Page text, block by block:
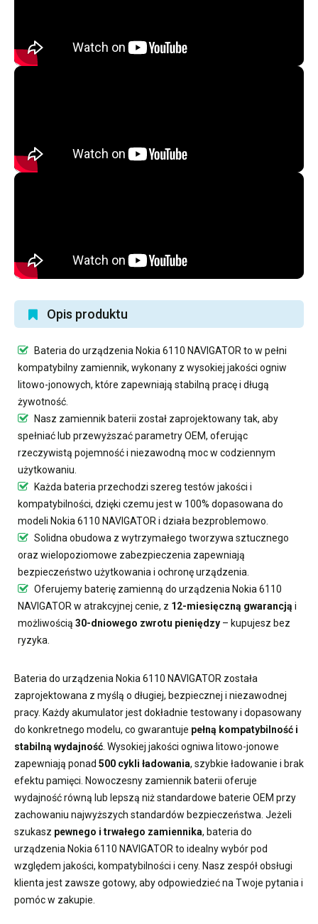
Opis produktu
Bateria do urządzenia Nokia 6110 NAVIGATOR to w pełni
kompatybilny zamiennik, wykonany z wysokiej jakości ogniw
litowo-jonowych, które zapewniają stabilną pracę i długą
żywotność.
Nasz zamiennik baterii został zaprojektowany tak, aby
spełniać lub przewyższać parametry OEM, oferując
rzeczywistą pojemność i niezawodną moc w codziennym
użytkowaniu.
Każda bateria przechodzi szereg testów jakości i
kompatybilności, dzięki czemu jest w 100% dopasowana do
modeli Nokia 6110 NAVIGATOR i działa bezproblemowo.
Solidna obudowa z wytrzymałego tworzywa sztucznego
oraz wielopoziomowe zabezpieczenia zapewniają
bezpieczeństwo użytkowania i ochronę urządzenia.
Oferujemybaterię zamienną do urządzenia Nokia 6110
NAVIGATOR w atrakcyjnej cenie, z 12-miesięczną gwarancją i
możliwością 30-dniowego zwrotu pieniędzy – kupujesz bez
ryzyka.
Bateria do urządzenia Nokia 6110 NAVIGATOR została
zaprojektowana z myślą o długiej, bezpiecznej i niezawodnej
pracy. Każdy akumulator jest dokładnie testowany i dopasowany
do konkretnego modelu, co gwarantuje pełną kompatybilność i
stabilną wydajność . Wysokiej jakości ogniwa litowo-jonowe
zapewniają ponad 500 cykli ładowania, szybkie ładowanie i brak
efektu pamięci. Nowoczesny zamiennik baterii oferuje
wydajność równą lub lepszą niż standardowe baterie OEM przy
zachowaniu najwyższych standardów bezpieczeństwa. Jeżeli
szukasz pewnego i trwałego zamiennika, bateria do
urządzenia Nokia 6110 NAVIGATOR to idealny wybór pod
względem jakości, kompatybilności i ceny. Nasz zespół obsługi
klienta jest zawsze gotowy, aby odpowiedzieć na Twoje pytania i
pomóc w zakupie.